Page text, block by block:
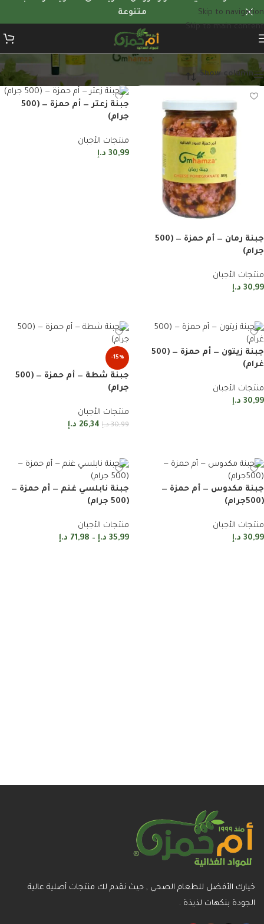
Skip to navigation
متنوعة
منتجات الأجبان
Show column
جبنة رمان — أم حمزة — (500
جرام)
منتجات الأجبان
30,99 د.إ
جبنة زعتر — أم حمزة — (500
جرام)
منتجات الأجبان
30,99 د.إ
جبنة زيتون — أم حمزة — (500
غرام)
منتجات الأجبان
30,99 د.إ
-15%
جبنة شطة — أم حمزة — (500
جرام)
منتجات الأجبان
30,99 د.إ 26,34 د.إ
جبنة مكدوس — أم حمزة —
(500جرام)
منتجات الأجبان
30,99 د.إ
جبنة نابلسي غنم — أم حمزة —
(500 جرام)
منتجات الأجبان
35,99 د.إ –
71,98 د.إ
خيارك الأفضل للطعام الصحي , حيث نقدم لك منتجات أصلية عالية
الجودة بنكهات لذيذة .